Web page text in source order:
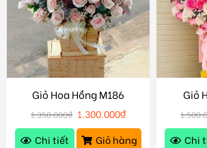
Giỏ Hoa Hồng M186
1.350.000₫ 1.300.000₫
Chi tiết
Giỏ hàng
Giỏ
Chi